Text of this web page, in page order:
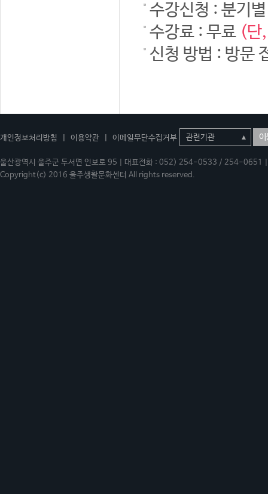
수강신청 : 분기
수강료 : 무료 (단
신청 방법 : 방문
개인정보처리방침 이용약관 이메일무단수집거부 이
울산광역시 울주군 두서면 인보로 95 | 대표전화 : 052) 254-0533 / 254-
Copyright(c) 2016 울주생활문화센터 All rights reserved.